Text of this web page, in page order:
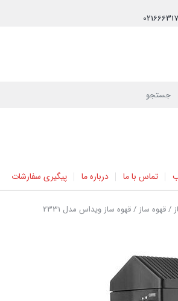
تماس با ما درباره ما پیگیری سفارشات
/قهوه ساز/ قهوه ساز ویداس مدل 2331